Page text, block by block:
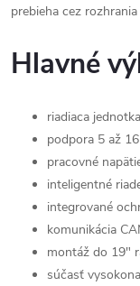
prebieha cez
Hlavné
riadiaca
podpora 5 až
pracovné
inteligentné
integrované
komunikácia
montáž do 19"
súčasť